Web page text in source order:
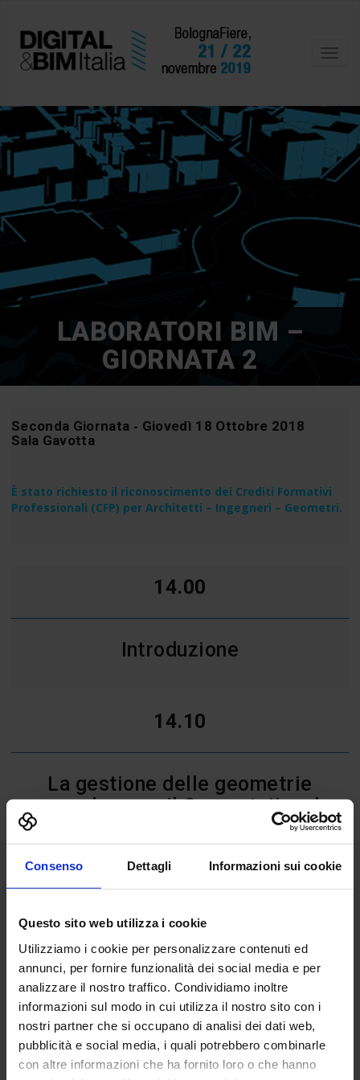
Consenso Dettagli Informazioni sui cookie
Questo sito web utilizza i cookie
Utilizziamo i cookie per personalizzare contenuti ed
annunci, per fornire funzionalità dei social media e per
analizzare il nostro traffico. Condividiamo inoltre
informazioni sul modo in cui utilizza il nostro sito con i
nostri partner che si occupano di analisi dei dati web,
pubblicità e social media, i quali potrebbero combinarle
con altre informazioni che ha fornito loro o che hanno
LABORATORI BIM –
GIORNATA 2
Seconda Giornata ‐ Giovedì 18 Ottobre 2018
Sala Gavotta
È stato richiesto il riconoscimento dei Crediti Formativi
Professionali (CFP) per Architetti – Ingegneri – Geometri.
14.00
Introduzione
14.10
La gestione delle geometrie
complesse – Il Computational
Design e interoperabilità tra
Rhinoceros e Autodesk Revit
Andrea Agostini
15.30
Dal Computational Design al BIM –
Basi di Interoperabilità –